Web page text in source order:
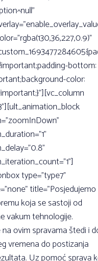
bottom:
color:
type=”type7”
title=”Posjedujemo
koja se sastoji od
vakum tehnologije.
ovim spravama štedi i
vremena do postizanja
Uz pomoć sprava